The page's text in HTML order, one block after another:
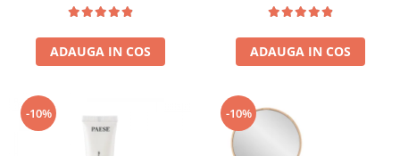
ADAUGA IN COS ADAUGA IN COS
-10% -10%